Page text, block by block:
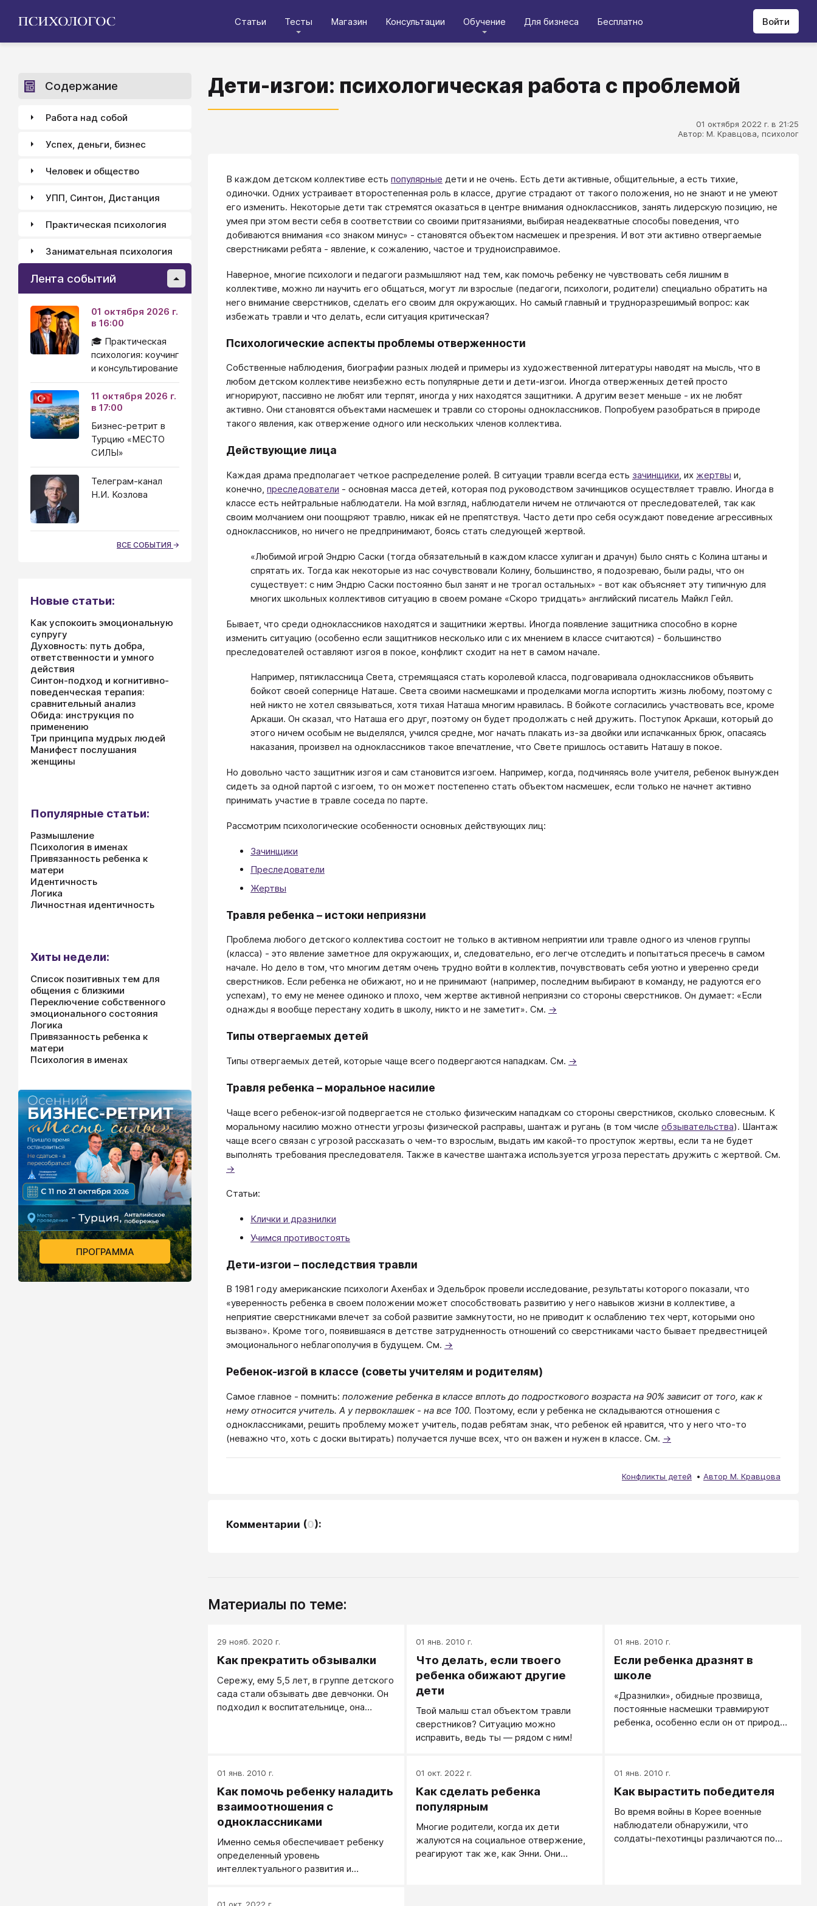
Статьи Тесты Магазин Консультации Обучение Для бизнеса Бесплатно Войти
Дети-изгои: психологическая работа с проблемой
01 октября 2022 г. в 21:25
Автор: М. Кравцова, психолог
В каждом детском коллективе есть популярные дети и не очень. Есть дети активные, общительные, а есть тихие,
одиночки. Одних устраивает второстепенная роль в классе, другие страдают от такого положения, но не знают и не умеют
его изменить. Некоторые дети так стремятся оказаться в центре внимания одноклассников, занять лидерскую позицию, не
умея при этом вести себя в соответствии со своими притязаниями, выбирая неадекватные способы поведения, что
добиваются внимания «со знаком минус» - становятся объектом насмешек и презрения. И вот эти активно отвергаемые
сверстниками ребята - явление, к сожалению, частое и трудноисправимое.
Наверное, многие психологи и педагоги размышляют над тем, как помочь ребенку не чувствовать себя лишним в
коллективе, можно ли научить его общаться, могут ли взрослые (педагоги, психологи, родители) специально обратить на
него внимание сверстников, сделать его своим для окружающих. Но самый главный и трудноразрешимый вопрос: как
избежать травли и что делать, если ситуация критическая?
Психологические аспекты проблемы отверженности
Собственные наблюдения, биографии разных людей и примеры из художественной литературы наводят на мысль, что в
любом детском коллективе неизбежно есть популярные дети и дети-изгои. Иногда отверженных детей просто
игнорируют, пассивно не любят или терпят, иногда у них находятся защитники. А другим везет меньше - их не любят
активно. Они становятся объектами насмешек и травли со стороны одноклассников. Попробуем разобраться в природе
такого явления, как отвержение одного или нескольких членов коллектива.
Действующие лица
Каждая драма предполагает четкое распределение ролей. В ситуации травли всегда есть зачинщики, их жертвы и,
конечно, преследователи - основная масса детей, которая под руководством зачинщиков осуществляет травлю. Иногда в
классе есть нейтральные наблюдатели. На мой взгляд, наблюдатели ничем не отличаются от преследователей, так как
своим молчанием они поощряют травлю, никак ей не препятствуя. Часто дети про себя осуждают поведение агрессивных
одноклассников, но ничего не предпринимают, боясь стать следующей жертвой.
«Любимой игрой Эндрю Саски (тогда обязательный в каждом классе хулиган и драчун) было снять с Колина штаны и
спрятать их. Тогда как некоторые из нас сочувствовали Колину, большинство, я подозреваю, были рады, что он
существует: с ним Эндрю Саски постоянно был занят и не трогал остальных» - вот как объясняет эту типичную для
многих школьных коллективов ситуацию в своем романе «Скоро тридцать» английский писатель Майкл Гейл.
Бывает, что среди одноклассников находятся и защитники жертвы. Иногда появление защитника способно в корне
изменить ситуацию (особенно если защитников несколько или с их мнением в классе считаются) - большинство
преследователей оставляют изгоя в покое, конфликт сходит на нет в самом начале.
Например, пятиклассница Света, стремящаяся стать королевой класса, подговаривала одноклассников объявить
бойкот своей сопернице Наташе. Света своими насмешками и проделками могла испортить жизнь любому, поэтому с
ней никто не хотел связываться, хотя тихая Наташа многим нравилась. В бойкоте согласились участвовать все, кроме
Аркаши. Он сказал, что Наташа его друг, поэтому он будет продолжать с ней дружить. Поступок Аркаши, который до
этого ничем особым не выделялся, учился средне, мог начать плакать из-за двойки или испачканных брюк, опасаясь
наказания, произвел на одноклассников такое впечатление, что Свете пришлось оставить Наташу в покое.
Но довольно часто защитник изгоя и сам становится изгоем. Например, когда, подчиняясь воле учителя, ребенок вынужден
сидеть за одной партой с изгоем, то он может постепенно стать объектом насмешек, если только не начнет активно
принимать участие в травле соседа по парте.
Рассмотрим психологические особенности основных действующих лиц:
Зачинщики
Преследователи
Жертвы
Травля ребенка – истоки неприязни
Проблема любого детского коллектива состоит не только в активном неприятии или травле одного из членов группы
(класса) - это явление заметное для окружающих, и, следовательно, его легче отследить и попытаться пресечь в самом
начале. Но дело в том, что многим детям очень трудно войти в коллектив, почувствовать себя уютно и уверенно среди
сверстников. Если ребенка не обижают, но и не принимают (например, последним выбирают в команду, не радуются его
успехам), то ему не менее одиноко и плохо, чем жертве активной неприязни со стороны сверстников. Он думает: «Если
однажды я вообще перестану ходить в школу, никто и не заметит». См. →
Типы отвергаемых детей
Типы отвергаемых детей, которые чаще всего подвергаются нападкам. См. →
Травля ребенка – моральное насилие
Чаще всего ребенок-изгой подвергается не столько физическим нападкам со стороны сверстников, сколько словесным. К
моральному насилию можно отнести угрозы физической расправы, шантаж и ругань (в том числе обзывательства). Шантаж
чаще всего связан с угрозой рассказать о чем-то взрослым, выдать им какой-то проступок жертвы, если та не будет
выполнять требования преследователя. Также в качестве шантажа используется угроза перестать дружить с жертвой. См.
→
Статьи:
Клички и дразнилки
Учимся противостоять
Дети-изгои – последствия травли
В 1981 году американские психологи Ахенбах и Эдельброк провели исследование, результаты которого показали, что
«уверенность ребенка в своем положении может способствовать развитию у него навыков жизни в коллективе, а
неприятие сверстниками влечет за собой развитие замкнутости, но не приводит к ослаблению тех черт, которыми оно
вызвано». Кроме того, появившаяся в детстве затрудненность отношений со сверстниками часто бывает предвестницей
эмоционального неблагополучия в будущем. См. →
Ребенок-изгой в классе (советы учителям и родителям)
Самое главное - помнить: положение ребенка в классе вплоть до подросткового возраста на 90% зависит от того, как к
нему относится учитель. А у первоклашек - на все 100. Поэтому, если у ребенка не складываются отношения с
одноклассниками, решить проблему может учитель, подав ребятам знак, что ребенок ей нравится, что у него что-то
(неважно что, хоть с доски вытирать) получается лучше всех, что он важен и нужен в классе. См. →
Конфликты детей Автор М. Кравцова
Комментарии (0):
Материалы по теме:
29 нояб. 2020 г.
Как прекратить обзывалки
Сережу, ему 5,5 лет, в группе детского
сада стали обзывать две девчонки. Он
подходил к воспитательнице, она
01 янв. 2010 г.
Что делать, если твоего
ребенка обижают другие
дети
Твой малыш стал объектом травли
сверстников? Ситуацию можно
исправить, ведь ты ― рядом с ним!
01 янв. 2010 г.
Если ребенка дразнят в
школе
«Дразнилки», обидные прозвища,
постоянные насмешки травмируют
ребенка, особенно если он от природы
01 янв. 2010 г.
Как помочь ребенку наладить
взаимоотношения с
одноклассниками
Именно семья обеспечивает ребенку
определенный уровень
интеллектуального развития и
01 окт. 2022 г.
Как сделать ребенка
популярным
Многие родители, когда их дети
жалуются на социальное отвержение,
реагируют так же, как Энни. Они
01 янв. 2010 г.
Как вырастить победителя
Во время войны в Корее военные
наблюдатели обнаружили, что
солдаты-пехотинцы различаются по
Содержание
Работа над собой
Успех, деньги, бизнес
Человек и общество
УПП, Синтон, Дистанция
Практическая психология
Занимательная психология
Лента событий
01 октября 2026 г.
в 16:00
🎓 Практическая
психология: коучинг
и консультирование
11 октября 2026 г.
в 17:00
Бизнес-ретрит в
Турцию «МЕСТО
СИЛЫ»
Телеграм-канал
Н.И. Козлова
ВСЕ СОБЫТИЯ
Новые статьи:
Как успокоить эмоциональную
супругу
Духовность: путь добра,
ответственности и умного
действия
Синтон-подход и когнитивно-
поведенческая терапия:
сравнительный анализ
Обида: инструкция по
применению
Три принципа мудрых людей
Манифест послушания
женщины
Популярные статьи:
Размышление
Психология в именах
Привязанность ребенка к
матери
Идентичность
Логика
Личностная идентичность
Хиты недели:
Список позитивных тем для
общения с близкими
Переключение собственного
эмоционального состояния
Логика
Привязанность ребенка к
матери
Психология в именах
ПРОГРАММА